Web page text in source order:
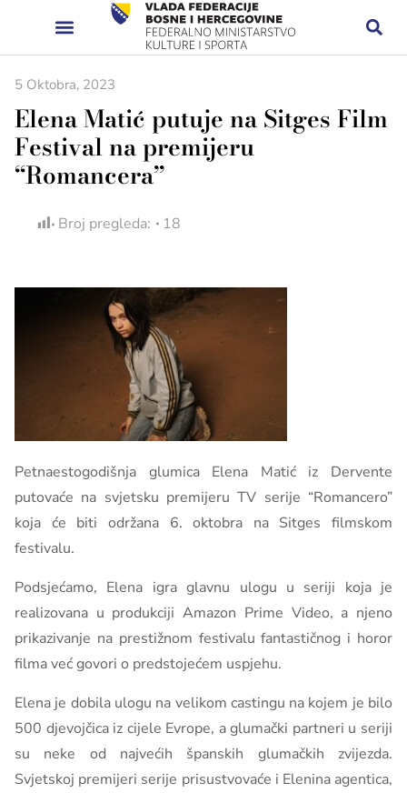
5 Oktobra, 2023
Elena Matić putuje na Sitges Film
Festival na premijeru
“Romancera”
Broj pregleda: 18
Petnaestogodišnja glumica Elena Matić iz Dervente
putovaće na svjetsku premijeru TV serije “Romancero”
koja će biti održana 6. oktobra na Sitges filmskom
festivalu.
Podsjećamo, Elena igra glavnu ulogu u seriji koja je
realizovana u produkciji Amazon Prime Video, a njeno
prikazivanje na prestižnom festivalu fantastičnog i horor
filma već govori o predstojećem uspjehu.
Elena je dobila ulogu na velikom castingu na kojem je bilo
500 djevojčica iz cijele Evrope, a glumački partneri u seriji
su neke od najvećih španskih glumačkih zvijezda.
Svjetskoj premijeri serije prisustvovaće i Elenina agentica,